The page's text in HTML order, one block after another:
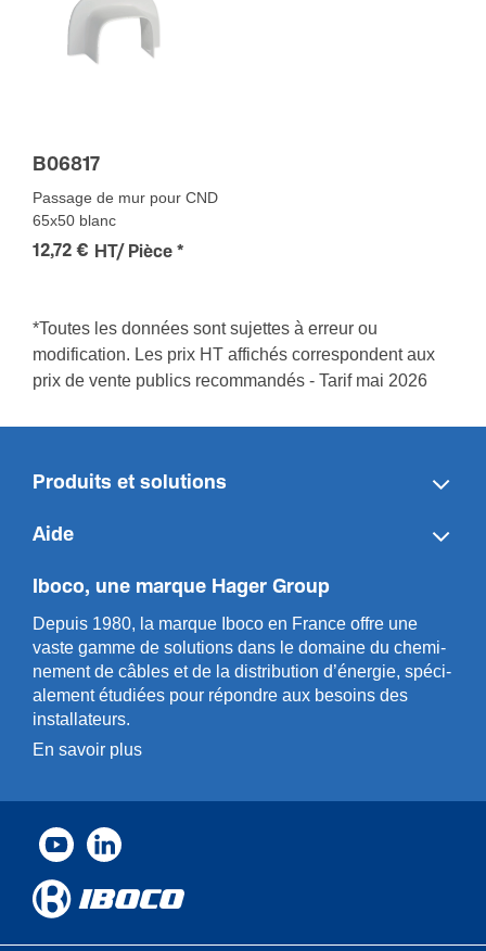
B06817
Passage de mur pour CND
65x50 blanc
12,72 € HT/ Pièce *
*Toutes les données sont sujettes à erreur ou
modification. Les prix HT affichés correspondent aux
prix de vente publics recommandés - Tarif mai 2026
Produits et solutions
Aide
Iboco, une marque Hager Group
Depuis 1980, la marque Iboco en France offre une
vaste gamme de solut­ions dans le domaine du chemi­
n­ement de câbles et de la distri­bution d’énergie, spéci­
a­l­ement étudiées pour répondre aux besoins des
installa­teurs.
En savoir plus